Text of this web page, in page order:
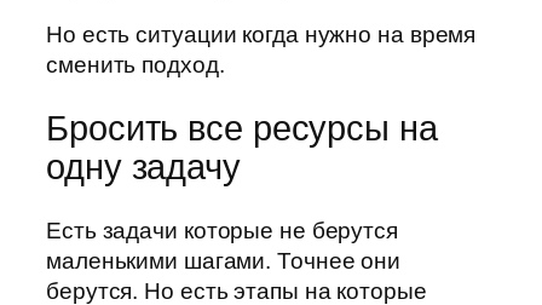
Но есть ситуации когда нужно на время
сменить подход.
Бросить все ресурсы на
одну задачу
Есть задачи которые не берутся
маленькими шагами. Точнее они
берутся. Но есть этапы на которые